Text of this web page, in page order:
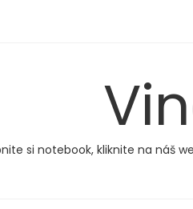
si notebook, kliknite na náš